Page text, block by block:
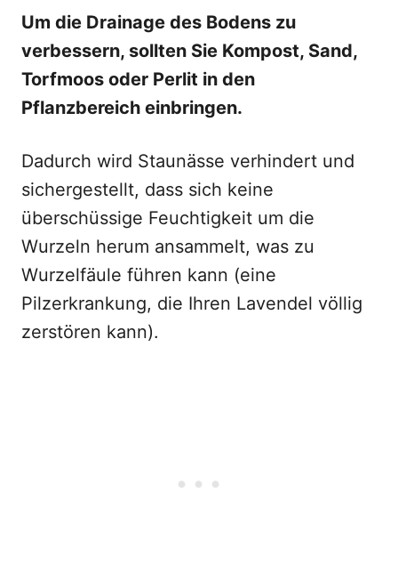
Um die Drainage des Bodens zu
verbessern, sollten Sie Kompost, Sand,
Torfmoos oder Perlit in den
Pflanzbereich einbringen.
Dadurch wird Staunässe verhindert und
sichergestellt, dass sich keine
überschüssige Feuchtigkeit um die
Wurzeln herum ansammelt, was zu
Wurzelfäule führen kann (eine
Pilzerkrankung, die Ihren Lavendel völlig
zerstören kann).